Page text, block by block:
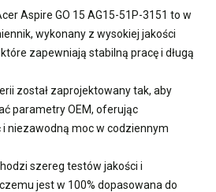
Aspire GO 15 AG15-51P-3151 to w
wykonany z wysokiej jakości
zapewniają stabilną pracę i długą
został zaprojektowany tak, aby
parametry OEM, oferując
niezawodną moc w codziennym
szereg testów jakości i
jest w 100% dopasowana do